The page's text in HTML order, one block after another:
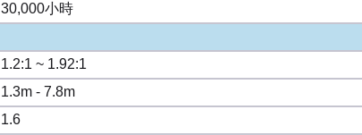
30,000小時
1.2:1 ~ 1.92:1
1.3m - 7.8m
1.6